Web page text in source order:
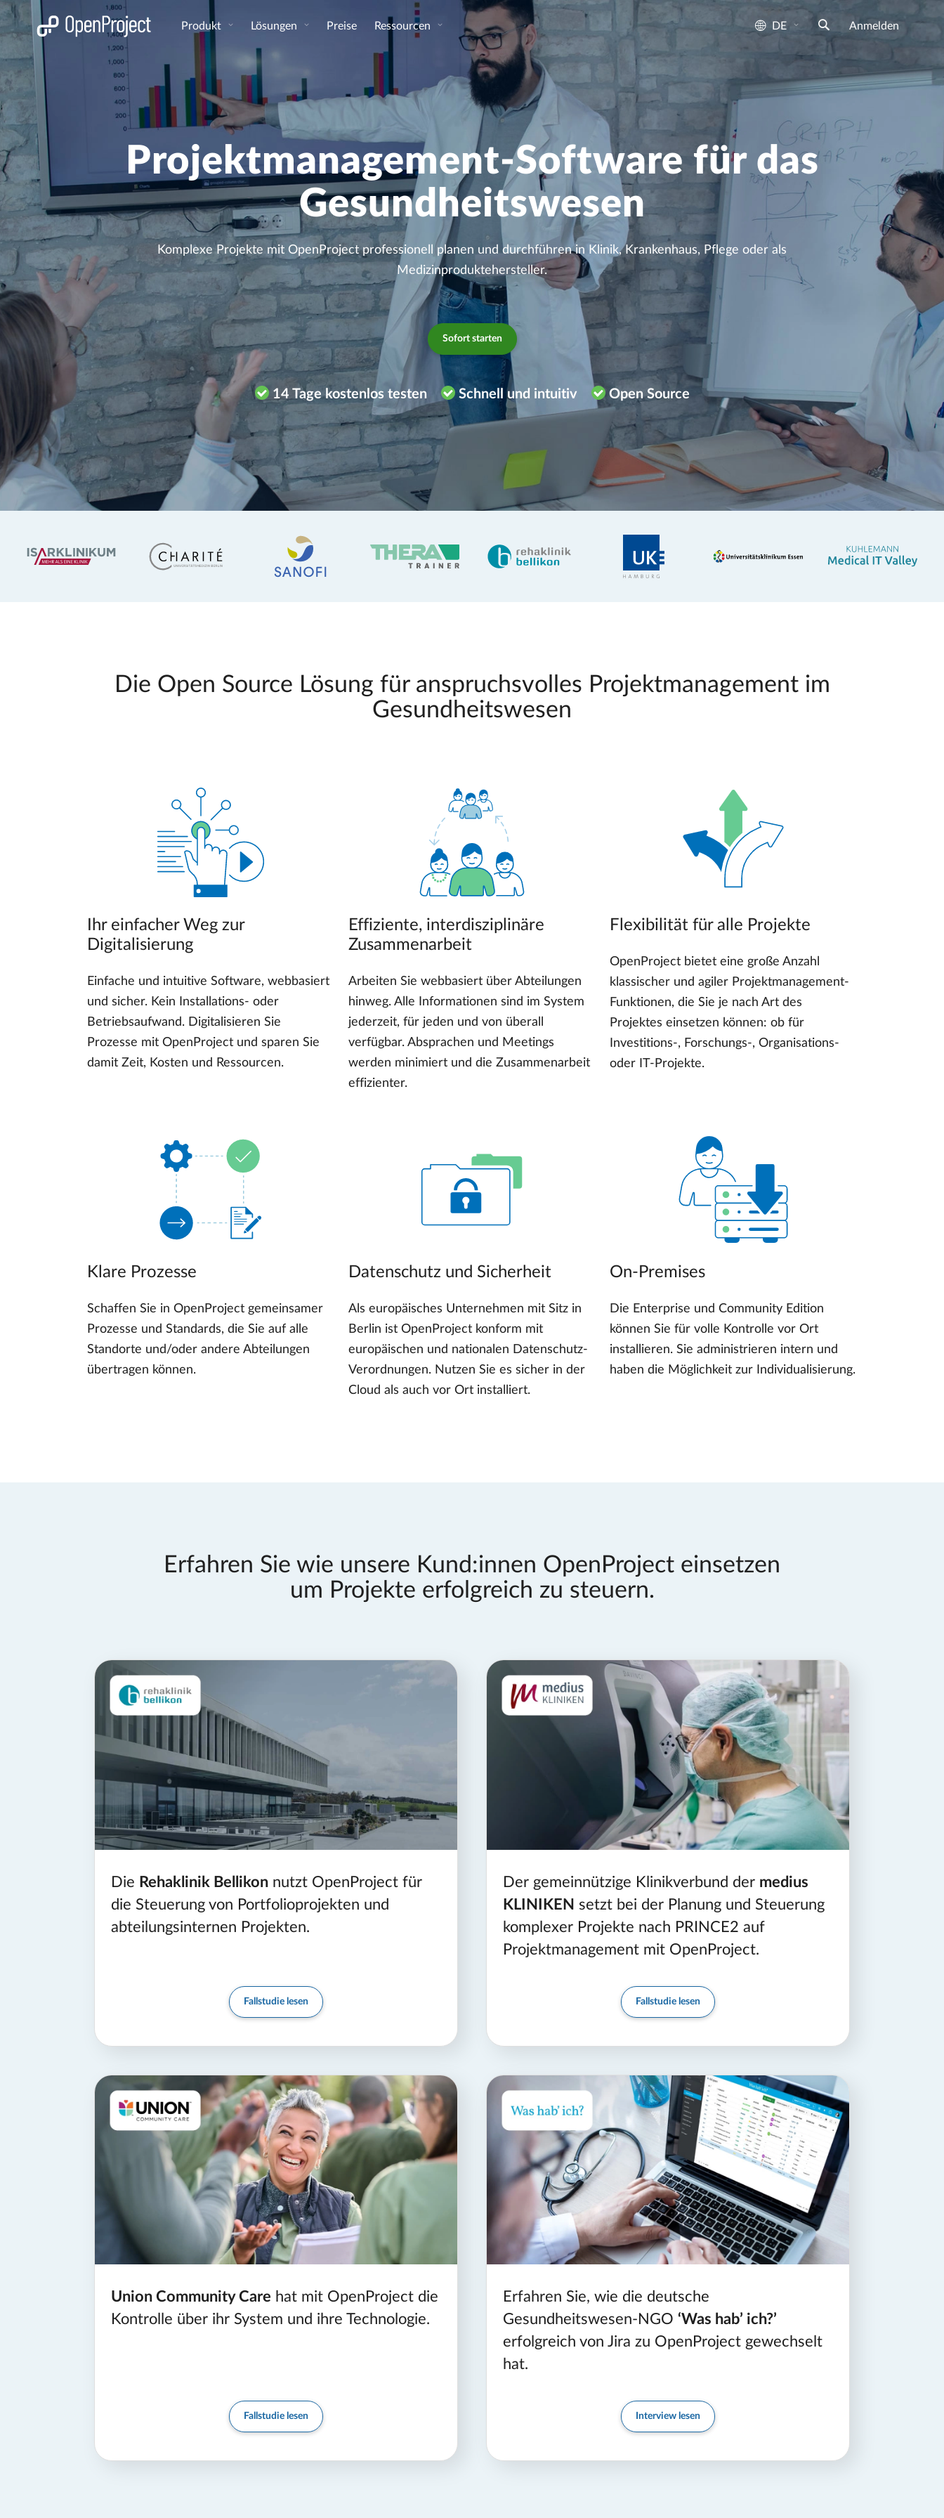
Produkt Lösungen Preise Ressourcen DE Anmelden
Projektmanagement-Software für das
Gesundheitswesen
Komplexe Projekte mit OpenProject professionell planen und durchführen in Klinik, Krankenhaus, Pflege oder als
Medizinproduktehersteller.
Sofort starten
14 Tage kostenlos testen Schnell und intuitiv Open Source
Die Open Source Lösung für anspruchsvolles Projektmanagement im
Gesundheitswesen
Ihr einfacher Weg zur
Digitalisierung
Einfache und intuitive Software, webbasiert
und sicher. Kein Installations- oder
Betriebsaufwand. Digitalisieren Sie
Prozesse mit OpenProject und sparen Sie
damit Zeit, Kosten und Ressourcen.
Effiziente, interdisziplinäre
Zusammenarbeit
Arbeiten Sie webbasiert über Abteilungen
hinweg. Alle Informationen sind im System
jederzeit, für jeden und von überall
verfügbar. Absprachen und Meetings
werden minimiert und die Zusammenarbeit
effizienter.
Flexibilität für alle Projekte
OpenProject bietet eine große Anzahl
klassischer und agiler Projektmanagement-
Funktionen, die Sie je nach Art des
Projektes einsetzen können: ob für
Investitions-, Forschungs-, Organisations-
oder IT-Projekte.
Klare Prozesse
Schaffen Sie in OpenProject gemeinsamer
Prozesse und Standards, die Sie auf alle
Standorte und/oder andere Abteilungen
übertragen können.
Datenschutz und Sicherheit
Als europäisches Unternehmen mit Sitz in
Berlin ist OpenProject konform mit
europäischen und nationalen Datenschutz-
Verordnungen. Nutzen Sie es sicher in der
Cloud als auch vor Ort installiert.
On-Premises
Die Enterprise und Community Edition
können Sie für volle Kontrolle vor Ort
installieren. Sie administrieren intern und
haben die Möglichkeit zur Individualisierung.
Erfahren Sie wie unsere Kund:innen OpenProject einsetzen
um Projekte erfolgreich zu steuern.
Die Rehaklinik Bellikon nutzt OpenProject für
die Steuerung von Portfolioprojekten und
abteilungsinternen Projekten.
Fallstudie lesen
Der gemeinnützige Klinikverbund der medius
KLINIKEN setzt bei der Planung und Steuerung
komplexer Projekte nach PRINCE2 auf
Projektmanagement mit OpenProject.
Fallstudie lesen
Union Community Care hat mit OpenProject die
Kontrolle über ihr System und ihre Technologie.
Fallstudie lesen
Erfahren Sie, wie die deutsche
Gesundheitswesen-NGO ‘Was hab’ ich?’
erfolgreich von Jira zu OpenProject gewechselt
hat.
Interview lesen
Link in neuem Tab öffnen